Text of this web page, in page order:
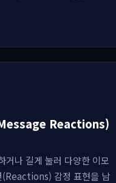
Reactions)
거나 길게 눌러 다양한 이모
(Reactions) 감정 표현을 남